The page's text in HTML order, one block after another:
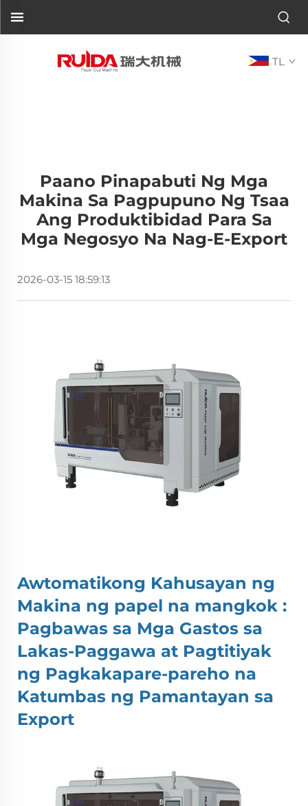
TL
Paano Pinapabuti Ng Mga
Makina Sa Pagpupuno Ng Tsaa
Ang Produktibidad Para Sa
Mga Negosyo Na Nag-E-Export
2026-03-15 18:59:13
Awtomatikong Kahusayan ng
Makina ng papel na mangkok :
Pagbawas sa Mga Gastos sa
Lakas-Paggawa at Pagtitiyak
ng Pagkakapare-pareho na
Katumbas ng Pamantayan sa
Export